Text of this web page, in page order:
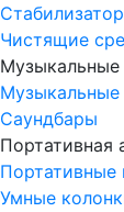
Чистящие
Музыкальные
Саундбары
Портативная
Портативные
Умные